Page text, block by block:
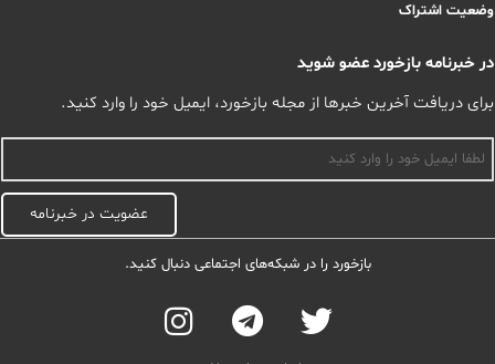
وضعیت اشتراک
در خبرنامه بازخورد عضو شوید
برای دریافت آخرین خبرها از مجله بازخورد، ایمیل خود را وارد کنید.
عضویت در خبرنامه
بازخورد را در شبکه‌های اجتماعی دنبال کنید.